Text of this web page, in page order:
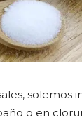
solemos
o en